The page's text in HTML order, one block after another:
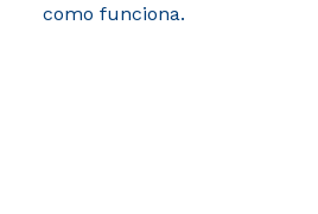
como funciona.